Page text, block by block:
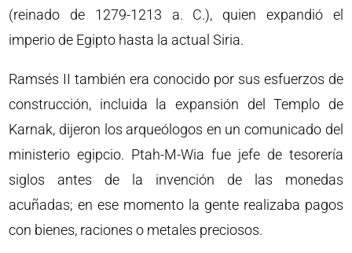
(reinado de 1279-1213 a. C.), quien expandió el
imperio de Egipto hasta la actual Siria.
Ramsés II también era conocido por sus esfuerzos de
construcción, incluida la expansión del Templo de
Karnak, dijeron los arqueólogos en un comunicado del
ministerio egipcio. Ptah-M-Wia fue jefe de tesorería
siglos antes de la invención de las monedas
acuñadas; en ese momento la gente realizaba pagos
con bienes, raciones o metales preciosos.